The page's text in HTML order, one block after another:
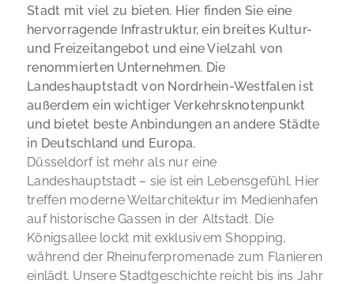
Stadt mit viel zu bieten. Hier finden Sie eine
hervorragende Infrastruktur, ein breites Kultur-
und Freizeitangebot und eine Vielzahl von
renommierten Unternehmen. Die
Landeshauptstadt von Nordrhein-Westfalen ist
außerdem ein wichtiger Verkehrsknotenpunkt
und bietet beste Anbindungen an andere Städte
in Deutschland und Europa.
Düsseldorf ist mehr als nur eine
Landeshauptstadt – sie ist ein Lebensgefühl. Hier
treffen moderne Weltarchitektur im Medienhafen
auf historische Gassen in der Altstadt. Die
Königsallee lockt mit exklusivem Shopping,
während der Rheinuferpromenade zum Flanieren
einlädt. Unsere Stadtgeschichte reicht bis ins Jahr